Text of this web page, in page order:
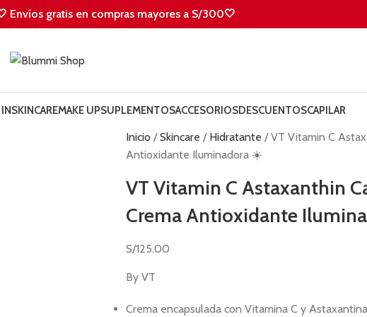
Envíos gratis en compras mayores a S/300🤍
SKINCAREMAKE UPSUPLEMENTOSACCESORIOSDESCUENTOSCAPILAR
Inicio Skincare Hidratante
VT Vitamin C
Antioxidante Iluminadora ☀️
VT Vitamin C Astaxanthin
Crema Antioxidante
S/125.00
By VT
Crema encapsulada con Vitamina C y